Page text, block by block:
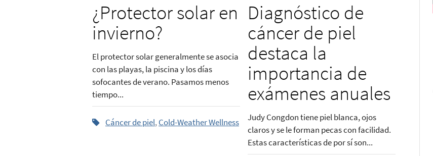
¿Protector solar en
invierno?
El protector solar generalmente se asocia
con las playas, la piscina y los días
sofocantes de verano. Pasamos menos
tiempo...
Cáncer de piel,Cold-Weather Wellness
Diagnóstico de
cáncer de piel
destaca la
importancia de
exámenes anuales
Judy Congdon tiene piel blanca, ojos
claros y se le forman pecas con facilidad.
Estas características de por sí son...